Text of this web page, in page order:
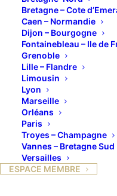
Bretagne – Cote
Caen – Normandie
Dijon – Bourgogne
Fontainebleau – Ile de
Grenoble
Lille – Flandre
Limousin
Lyon
Marseille
Orléans
Paris
Troyes – Champagne
Vannes – Bretagne Sud
Versailles
ESPACE MEMBRE
XVIIIe-